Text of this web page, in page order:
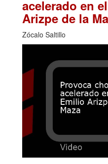
acelerado en
Arizpe de la
Zócalo Saltillo